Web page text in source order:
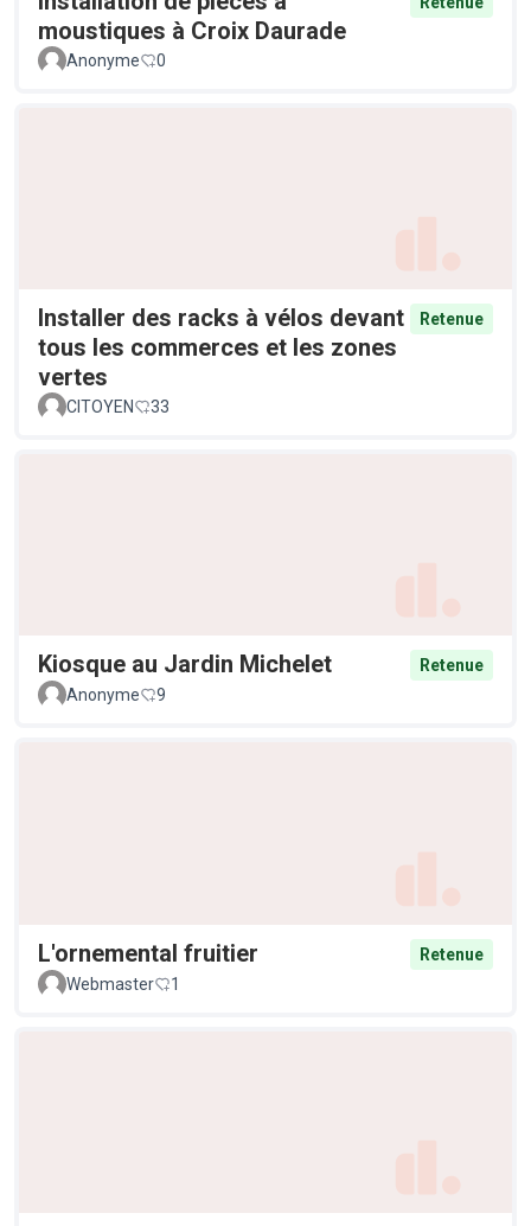
moustiques à Croix Daurade
Anonyme 0
Installer des racks à vélos devant
tous les commerces et les zones
vertes
Retenue
CITOYEN 33
Kiosque au Jardin Michelet
Retenue
Anonyme
9
L'ornemental fruitier
Retenue
Webmaster
1